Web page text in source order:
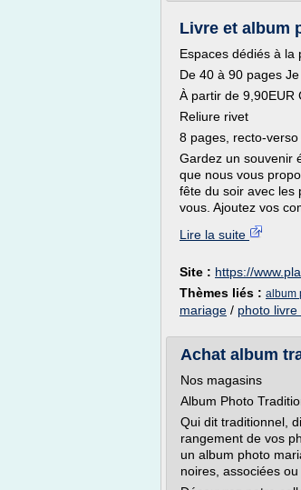
Livre et album
Espaces dédiés à la
De 40 à 90 pages
À partir de 9,90EUR
Reliure rivet
8 pages, recto-
Gardez un souvenir
que nous vous
fête du soir avec les
vous. Ajoutez vos
Lire la suite
Site : https://
Thèmes liés : album
mariage / photo
Achat album
Nos magasins
Album Photo
Qui dit traditionnel,
rangement de vos
un album photo
noires, associées